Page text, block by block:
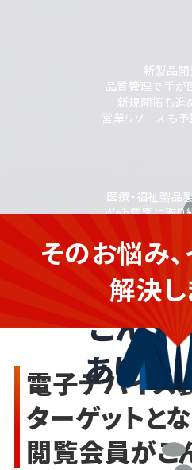
電子デバイ
企業
こんな
ありま
新製品
品質管理で手が
新規開拓も進
営業リソースも
医療・福祉製品
Web集客に取り
広告配信の知識
そのお悩み
解決
電子デバイス
ターゲットと
閲覧会員がこ